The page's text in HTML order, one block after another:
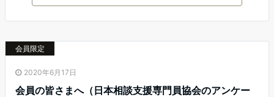
会員限定
2020年6月17日
会員の皆さまへ（日本相談支援専門員協会のアンケー